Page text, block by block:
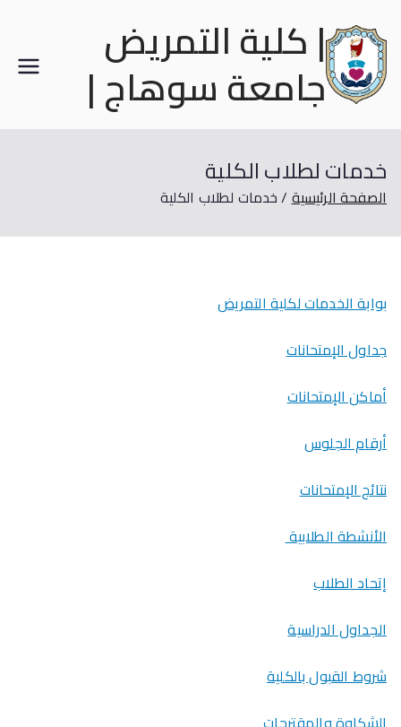
| كلية التمريض
جامعة سوهاج |
خدمات لطلاب الكلية
الصفحة الرئيسية خدمات لطلاب الكلية
بوابة الخدمات لكلية التمريض
جداول الإمتحانات
أماكن الإمتحانات
أرقام الجلوس
نتائج الإمتحانات
الأنشطة الطلابية
إتحاد الطلاب
الجداول الدراسية
شروط القبول بالكلية